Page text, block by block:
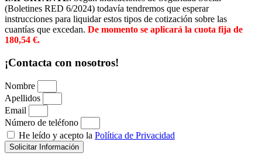
(Boletines RED 6/2024) todavía tendremos que esperar
instrucciones para liquidar estos tipos de cotización sobre las
cuantías que excedan. De momento se aplicará la cuota fija de
180,54 €.
¡Contacta con nosotros!
Nombre
Apellidos
Email
Número de teléfono
He leído y acepto la Política de Privacidad
Solicitar Información